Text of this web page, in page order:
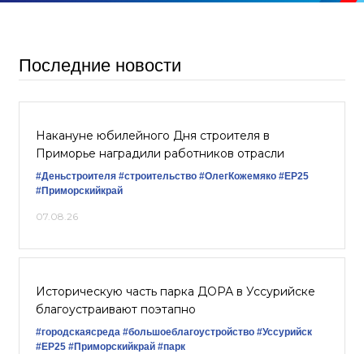
Последние новости
Накануне юбилейного Дня строителя в
Приморье наградили работников отрасли
#Деньстроителя #строительство #ОлегКожемяко #ЕР25
#Приморскийкрай
07.08.26
Историческую часть парка ДОРА в Уссурийске
благоустраивают поэтапно
#городскаясреда #большоеблагоустройство #Уссурийск
#ЕР25 #Приморскийкрай #парк